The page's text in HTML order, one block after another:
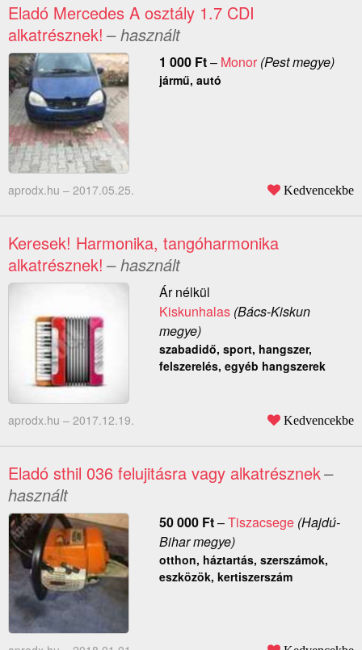
Eladó Mercedes A osztály 1.7 CDI
alkatrésznek! – használt
1 000 Ft– Monor(Pest megye)
jármű, autó
aprodx.hu – 2017.05.25. Kedvencekbe
Keresek! Harmonika, tangóharmonika
alkatrésznek! – használt
Ár nélkül
Kiskunhalas(Bács-Kiskun
megye)
szabadidő, sport, hangszer,
felszerelés, egyéb hangszerek
aprodx.hu – 2017.12.19. Kedvencekbe
Eladó sthil 036 felujitásra vagy alkatrésznek–
használt
50 000 Ft–Tiszacsege(Hajdú-
Bihar megye)
otthon, háztartás, szerszámok,
eszközök, kertiszerszám